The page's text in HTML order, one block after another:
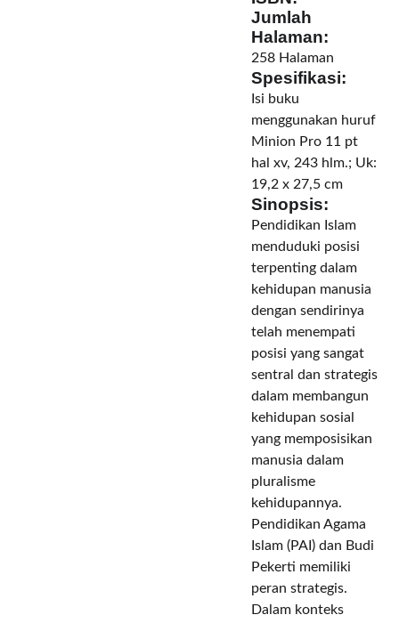
Jumlah
Halaman:
258 Halaman
Spesifikasi:
Isi buku
menggunakan huruf
Minion Pro 11 pt
hal xv, 243 hlm.; Uk:
19,2 x 27,5 cm
Sinopsis:
Pendidikan Islam
menduduki posisi
terpenting dalam
kehidupan manusia
dengan sendirinya
telah menempati
posisi yang sangat
sentral dan strategis
dalam membangun
kehidupan sosial
yang memposisikan
manusia dalam
pluralisme
kehidupannya.
Pendidikan Agama
Islam (PAI) dan Budi
Pekerti memiliki
peran strategis.
Dalam konteks